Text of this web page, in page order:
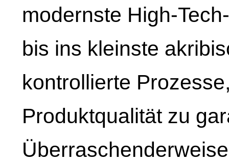
modernste High-
bis ins kleinste
kontrollierte
Produktqualität zu